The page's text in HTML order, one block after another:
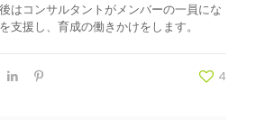
はコンサルタントがメンバーの一員にな
支援し、育成の働きかけをします。
4